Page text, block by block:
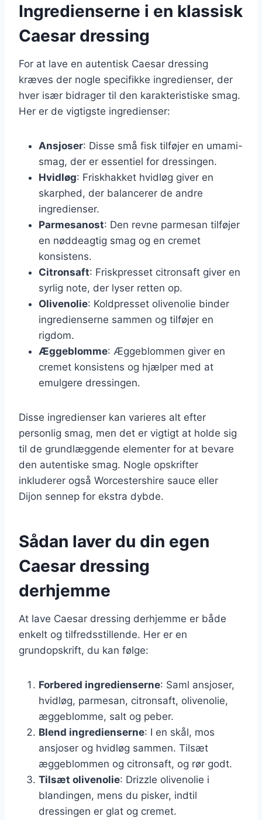
Ingredienserne i en klassisk
Caesar dressing
For at lave en autentisk Caesar dressing
kræves der nogle specifikke ingredienser, der
hver især bidrager til den karakteristiske smag.
Her er de vigtigste ingredienser:
Ansjoser: Disse små fisk tilføjer en umami-
smag, der er essentiel for dressingen.
Hvidløg: Friskhakket hvidløg giver en
skarphed, der balancerer de andre
ingredienser.
Parmesanost: Den revne parmesan tilføjer
en nøddeagtig smag og en cremet
konsistens.
Citronsaft: Friskpresset citronsaft giver en
syrlig note, der lyser retten op.
Olivenolie: Koldpresset olivenolie binder
ingredienserne sammen og tilføjer en
rigdom.
Æggeblomme: Æggeblommen giver en
cremet konsistens og hjælper med at
emulgere dressingen.
Disse ingredienser kan varieres alt efter
personlig smag, men det er vigtigt at holde sig
til de grundlæggende elementer for at bevare
den autentiske smag. Nogle opskrifter
inkluderer også Worcestershire sauce eller
Dijon sennep for ekstra dybde.
Sådan laver du din egen
Caesar dressing
derhjemme
At lave Caesar dressing derhjemme er både
enkelt og tilfredsstillende. Her er en
grundopskrift, du kan følge:
Forbered ingredienserne: Saml ansjoser,
hvidløg, parmesan, citronsaft, olivenolie,
æggeblomme, salt og peber.
Blend ingredienserne: I en skål, mos
ansjoser og hvidløg sammen. Tilsæt
æggeblommen og citronsaft, og rør godt.
Tilsæt olivenolie: Drizzle olivenolie i
blandingen, mens du pisker, indtil
dressingen er glat og cremet.